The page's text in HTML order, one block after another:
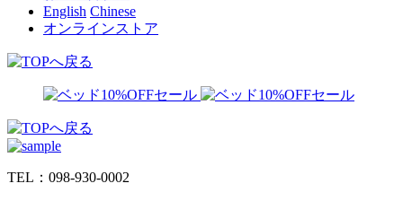
English Chinese
オンラインストア
TEL：098-930-0002